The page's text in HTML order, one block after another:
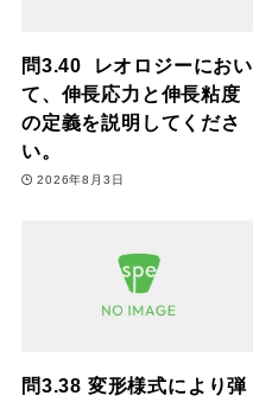
問3.40 レオロジーにおい
て、伸長応力と伸長粘度
の定義を説明してくださ
い。
2026年8月3日
問3.38 変形様式により弾